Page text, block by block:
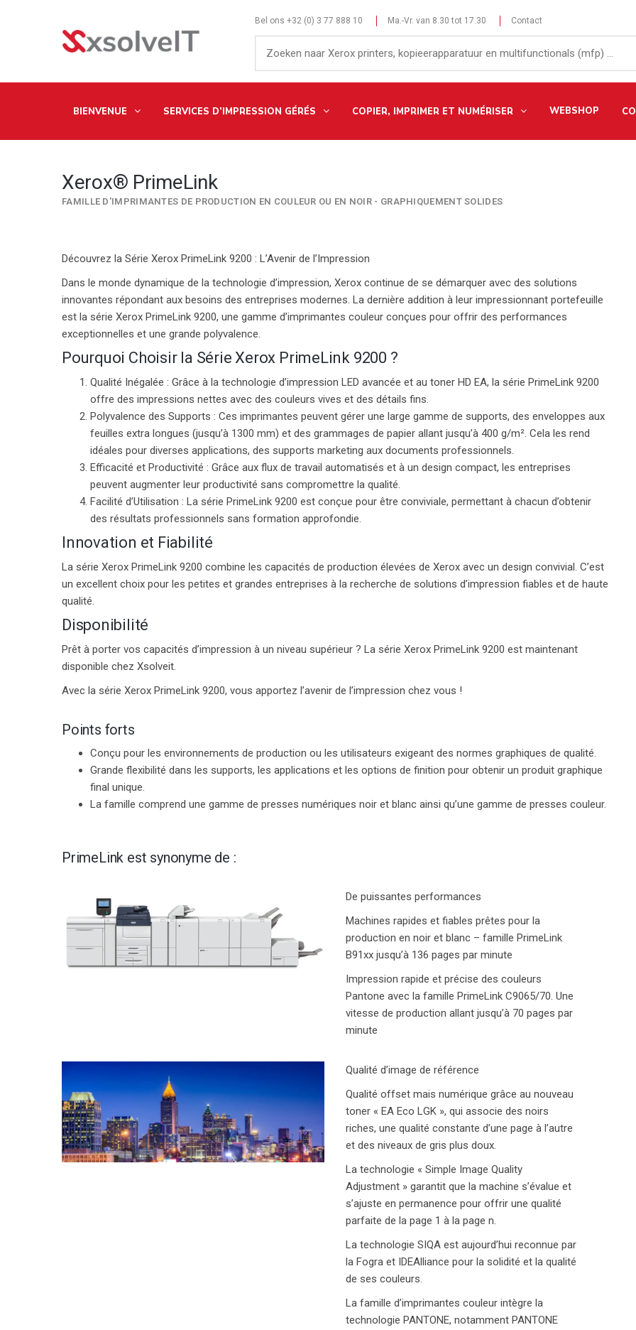
Bel ons +32 (0) 3 77 888 10 Ma.-Vr. van 8.30 tot 17.30 Contact
BIENVENUE SERVICES D’IMPRESSION GÉRÉS COPIER, IMPRIMER ET NUMÉRISER WEBSHOP
Xerox® PrimeLink
FAMILLE D'IMPRIMANTES DE PRODUCTION EN COULEUR OU EN NOIR - GRAPHIQUEMENT SOLIDES
Découvrez la Série Xerox PrimeLink 9200 : L’Avenir de l’Impression
Dans le monde dynamique de la technologie d’impression, Xerox continue de se démarquer avec des solutions
innovantes répondant aux besoins des entreprises modernes. La dernière addition à leur impressionnant portefeuille
est la série Xerox PrimeLink 9200, une gamme d’imprimantes couleur conçues pour offrir des performances
exceptionnelles et une grande polyvalence.
Pourquoi Choisir la Série Xerox PrimeLink 9200 ?
Qualité Inégalée : Grâce à la technologie d’impression LED avancée et au toner HD EA, la série PrimeLink 9200
offre des impressions nettes avec des couleurs vives et des détails fins.
Polyvalence des Supports : Ces imprimantes peuvent gérer une large gamme de supports, des enveloppes aux
feuilles extra longues (jusqu’à 1300 mm) et des grammages de papier allant jusqu’à 400 g/m². Cela les rend
idéales pour diverses applications, des supports marketing aux documents professionnels.
Efficacité et Productivité : Grâce aux flux de travail automatisés et à un design compact, les entreprises
peuvent augmenter leur productivité sans compromettre la qualité.
Facilité d’Utilisation : La série PrimeLink 9200 est conçue pour être conviviale, permettant à chacun d’obtenir
des résultats professionnels sans formation approfondie.
Innovation et Fiabilité
La série Xerox PrimeLink 9200 combine les capacités de production élevées de Xerox avec un design convivial. C’est
un excellent choix pour les petites et grandes entreprises à la recherche de solutions d’impression fiables et de haute
qualité.
Disponibilité
Prêt à porter vos capacités d’impression à un niveau supérieur ? La série Xerox PrimeLink 9200 est maintenant
disponible chez Xsolveit.
Avec la série Xerox PrimeLink 9200, vous apportez l’avenir de l’impression chez vous !
Points forts
Conçu pour les environnements de production ou les utilisateurs exigeant des normes graphiques de qualité.
Grande flexibilité dans les supports, les applications et les options de finition pour obtenir un produit graphique
final unique.
La famille comprend une gamme de presses numériques noir et blanc ainsi qu’une gamme de presses couleur.
PrimeLink est synonyme de :
De puissantes performances
Machines rapides et fiables prêtes pour la
production en noir et blanc – famille PrimeLink
B91xx jusqu’à 136 pages par minute
Impression rapide et précise des couleurs
Pantone avec la famille PrimeLink C9065/70. Une
vitesse de production allant jusqu’à 70 pages par
minute
Qualité d’image de référence
Qualité offset mais numérique grâce au nouveau
toner « EA Eco LGK », qui associe des noirs
riches, une qualité constante d’une page à l’autre
et des niveaux de gris plus doux.
La technologie « Simple Image Quality
Adjustment » garantit que la machine s’évalue et
s’ajuste en permanence pour offrir une qualité
parfaite de la page 1 à la page n.
La technologie SIQA est aujourd’hui reconnue par
la Fogra et IDEAlliance pour la solidité et la qualité
de ses couleurs.
La famille d’imprimantes couleur intègre la
technologie PANTONE, notamment PANTONE